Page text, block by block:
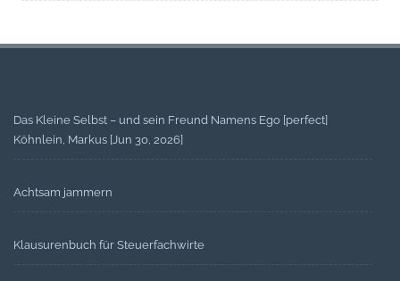
Das Kleine Selbst – und sein Freund Namens Ego [perfect]
Köhnlein, Markus [Jun 30, 2026]
Achtsam jammern
Klausurenbuch für Steuerfachwirte